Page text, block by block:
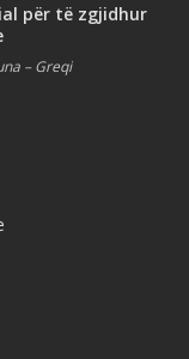
për të zgjidhur
– Greqi